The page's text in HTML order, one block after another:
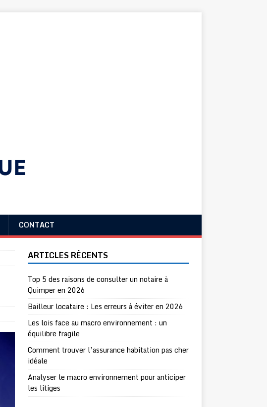
CONTACT
ARTICLES RÉCENTS
Top 5 des raisons de consulter un notaire à
Quimper en 2026
Bailleur locataire : Les erreurs à éviter en 2026
Les lois face au macro environnement : un
équilibre fragile
Comment trouver l’assurance habitation pas cher
idéale
Analyser le macro environnement pour anticiper
les litiges